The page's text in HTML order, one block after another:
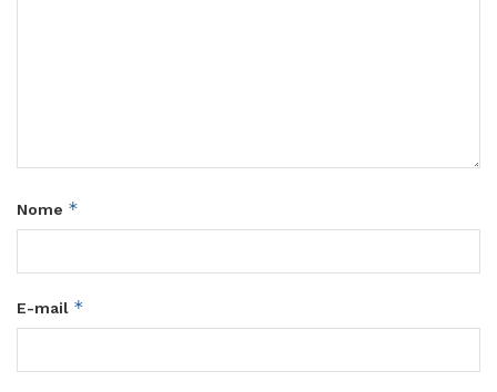
Nome *
E-mail *